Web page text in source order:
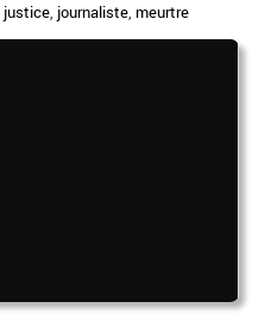
justice, journaliste,meurtre